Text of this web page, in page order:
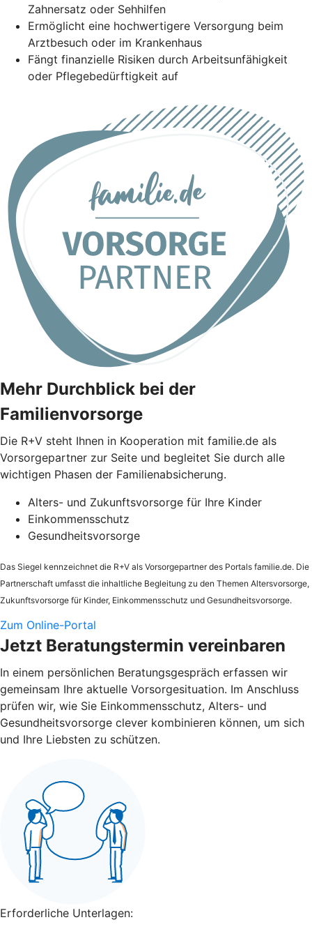
Zahnersatz oder Sehhilfen
Ermöglicht eine hochwertigere Versorgung beim
Arztbesuch oder im Krankenhaus
Fängt finanzielle Risiken durch Arbeitsunfähigkeit
oder Pflegebedürftigkeit auf
Mehr Durchblick bei der
Familienvorsorge
Die R+V steht Ihnen in Kooperation mit familie.de als
Vorsorgepartner zur Seite und begleitet Sie durch alle
wichtigen Phasen der Familienabsicherung.
Alters- und Zukunftsvorsorge für Ihre Kinder
Einkommensschutz
Gesundheitsvorsorge
Das Siegel kennzeichnet die R+V als Vorsorgepartner des Portals familie.de. Die
Partnerschaft umfasst die inhaltliche Begleitung zu den Themen Altersvorsorge,
Zukunftsvorsorge für Kinder, Einkommensschutz und Gesundheitsvorsorge.
Zum Online-Portal
Jetzt Beratungstermin vereinbaren
In einem persönlichen Beratungsgespräch erfassen wir
gemeinsam Ihre aktuelle Vorsorgesituation. Im Anschluss
prüfen wir, wie Sie Einkommensschutz, Alters- und
Gesundheitsvorsorge clever kombinieren können, um sich
und Ihre Liebsten zu schützen.
Erforderliche Unterlagen: